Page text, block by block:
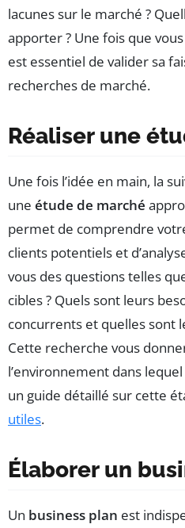
lacunes sur le marché ?
apporter ? Une fois que
est essentiel de valider sa
recherches de marché.
Réaliser une
Une fois l’idée en main, la
une étude de marché
permet de comprendre
clients potentiels et
vous des questions telles
cibles ? Quels sont leurs
concurrents et quelles sont
Cette recherche vous
l’environnement dans
un guide détaillé sur cette
utiles.
Élaborer un
Un business plan est